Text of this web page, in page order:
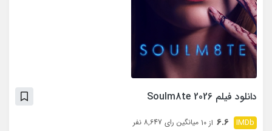
دانلود فیلم Soulm8te 2026
6.6 از 10 میانگین رای 8,647 نفر